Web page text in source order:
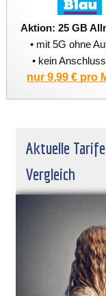
Aktion: 25 GB
• mit 5G ohne
• kein
nur 9,99 € pro
Aktuelle
Vergleich